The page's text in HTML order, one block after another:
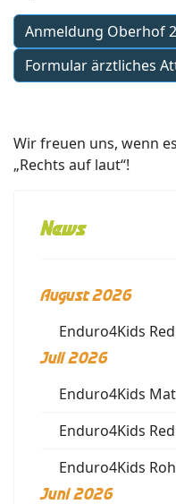
Anmeldung Oberhof
Formular ärztliches
Wir freuen uns, wenn
„Rechts auf laut“!
News
August 2026
Enduro4Kids
Juli 2026
Enduro4Kids
Enduro4Kids
Enduro4Kids
Juni 2026